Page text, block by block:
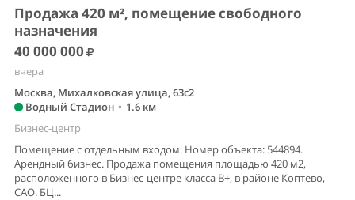
Продажа 420 м², помещение свободного
назначения
40 000 000
вчера
Москва, Михалковская улица, 63с2
Водный Стадион • 1.6 км
Бизнес-центр
Помещение с отдельным входом. Номер объекта: 544894.
Арендный бизнес. Продажа помещения площадью 420 м2,
расположенного в Бизнес-центре класса В+, в районе Коптево,
САО. БЦ...